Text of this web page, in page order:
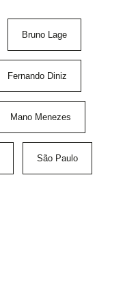
Bruno Lage
Fernando Diniz
Mano Menezes
São Paulo